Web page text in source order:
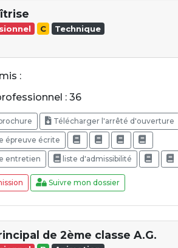
C Technique
:
: 36
Télécharger l'arrêté d'ouverture
épreuve écrite
entretien liste d'admissibilité
Suivre mon dossier
de 2ème classe A.G.